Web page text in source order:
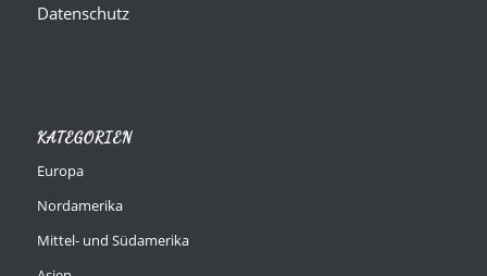
Datenschutz
KATEGORIEN
Europa
Nordamerika
Mittel- und Südamerika